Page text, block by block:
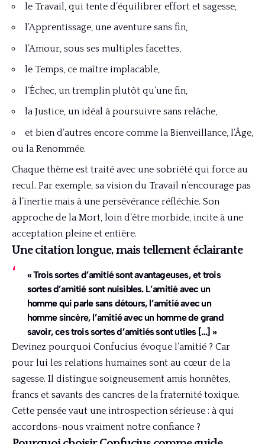
le Travail, qui tente d’équilibrer effort et sagesse,
l’Apprentissage, une aventure sans fin,
l’Amour, sous ses multiples facettes,
le Temps, ce maître implacable,
l’Échec, un tremplin plutôt qu’une fin,
la Justice, un idéal à poursuivre sans relâche,
et bien d’autres encore comme la Bienveillance, l’Âge,
ou la Renommée.
Chaque thème est traité avec une sobriété qui force au
recul. Par exemple, sa vision du Travail n’encourage pas
à l’inertie mais à une persévérance réfléchie. Son
approche de la Mort, loin d’être morbide, incite à une
acceptation pleine et entière.
Une citation longue, mais tellement éclairante
« Trois sortes d’amitié sont avantageuses, et trois
sortes d’amitié sont nuisibles. L’amitié avec un
homme qui parle sans détours, l’amitié avec un
homme sincère, l’amitié avec un homme de grand
savoir, ces trois sortes d’amitiés sont utiles […] »
Devinez pourquoi Confucius évoque l’amitié ? Car
pour lui les relations humaines sont au cœur de la
sagesse. Il distingue soigneusement amis honnêtes,
francs et savants des cancres de la fraternité toxique.
Cette pensée vaut une introspection sérieuse : à qui
accordons-nous vraiment notre confiance ?